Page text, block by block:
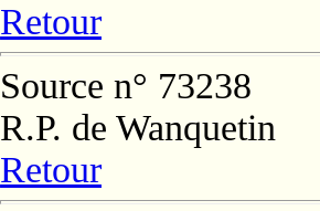
Retour
Source n° 73238
R.P. de Wanquetin
Retour